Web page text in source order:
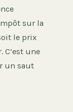
sur la
le prix
C’est une
un saut